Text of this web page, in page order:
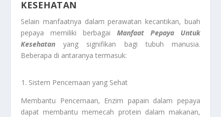
KESEHATAN
Selain manfaatnya dalam perawatan kecantikan, buah
pepaya memiliki berbagai Manfaat Pepaya Untuk
Kesehatan yang signifikan bagi tubuh manusia.
Beberapa di antaranya termasuk:
Sistem Pencernaan yang Sehat
Membantu Pencernaan, Enzim papain dalam pepaya
dapat membantu memecah protein dalam makanan,